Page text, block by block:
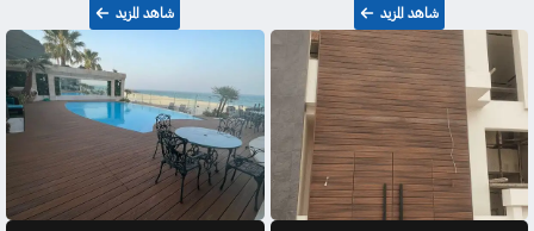
شاهد المزيد شاهد المزيد